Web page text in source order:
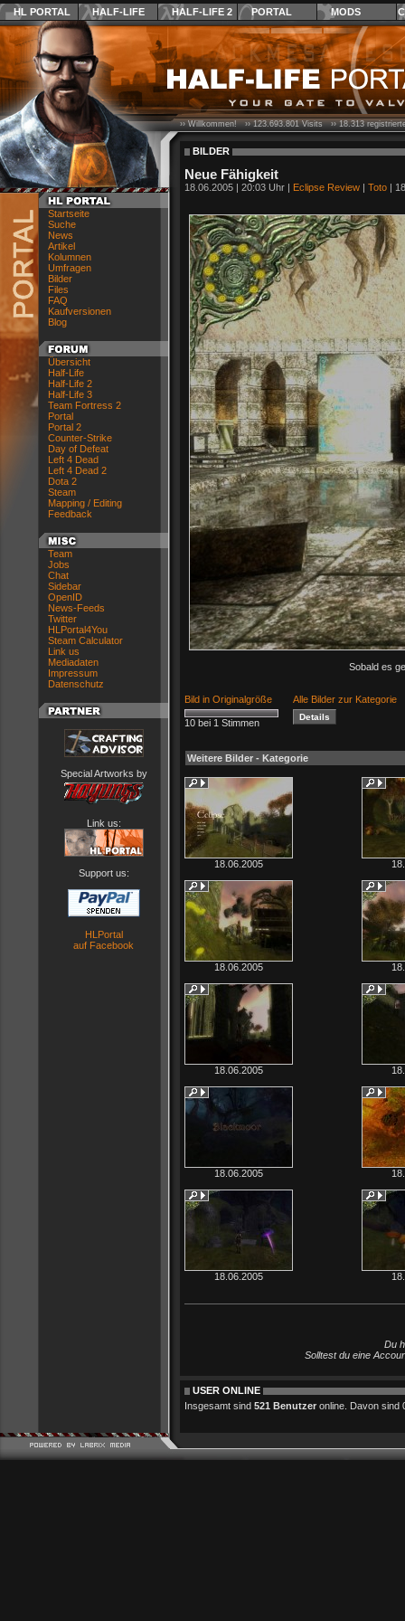
HL PORTAL HALF-LIFE HALF-LIFE 2 PORTAL MODS
Startseite
Suche
News
Artikel
Kolumnen
Umfragen
Bilder
Files
FAQ
Kaufversionen
Blog
Übersicht
Half-Life
Half-Life 2
Half-Life 3
Team Fortress 2
Portal
Portal 2
Counter-Strike
Day of Defeat
Left 4 Dead
Left 4 Dead 2
Dota 2
Steam
Mapping / Editing
Feedback
Team
Jobs
Chat
Sidebar
OpenID
News-Feeds
Twitter
HLPortal4You
Steam Calculator
Link us
Mediadaten
Impressum
Datenschutz
Special Artworks by
Link us:
Support us:
HLPortal
auf Facebook
›› Willkommen! ››123.693.801Visits ››18.313
BILDER
Neue Fähigkeit
18.06.2005 | 20:03 Uhr | Eclipse Review | Toto |
Sobald es
Bild in Originalgröße Alle Bilder zur Kategorie
10 bei 1 Stimmen
Weitere Bilder - Kategorie
18.06.2005
18.06.2005
18.06.2005
18.06.2005
18.06.2005
Du
Solltest du eine
USER ONLINE
Insgesamt sind 521 Benutzer online. Davon sind